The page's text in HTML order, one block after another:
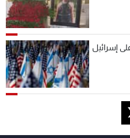
على إسرائيل